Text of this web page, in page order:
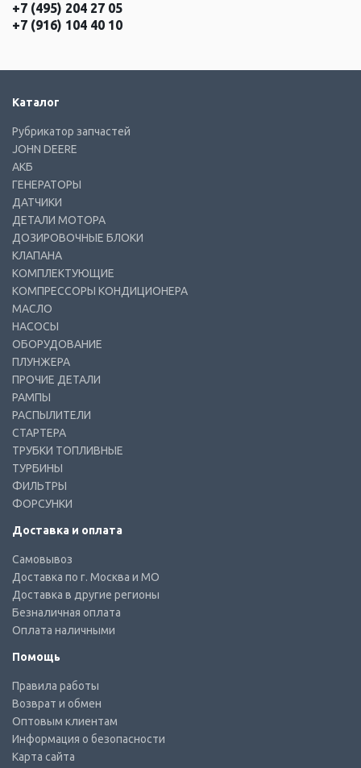
+7 (495) 204 27 05
+7 (916) 104 40 10
Каталог
Рубрикатор запчастей
JOHN DEERE
АКБ
ГЕНЕРАТОРЫ
ДАТЧИКИ
ДЕТАЛИ МОТОРА
ДОЗИРОВОЧНЫЕ БЛОКИ
КЛАПАНА
КОМПЛЕКТУЮЩИЕ
КОМПРЕССОРЫ КОНДИЦИОНЕРА
МАСЛО
НАСОСЫ
ОБОРУДОВАНИЕ
ПЛУНЖЕРА
ПРОЧИЕ ДЕТАЛИ
РАМПЫ
РАСПЫЛИТЕЛИ
СТАРТЕРА
ТРУБКИ ТОПЛИВНЫЕ
ТУРБИНЫ
ФИЛЬТРЫ
ФОРСУНКИ
Доставка и оплата
Самовывоз
Доставка по г. Москва и МО
Доставка в другие регионы
Безналичная оплата
Оплата наличными
Помощь
Правила работы
Возврат и обмен
Оптовым клиентам
Информация о безопасности
Карта сайта